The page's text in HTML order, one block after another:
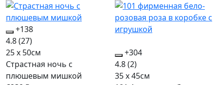
+138
4.8(27)
25 x 50см
Страстная ночь с
плюшевым мишкой
+304
4.8(2)
35 x 45см